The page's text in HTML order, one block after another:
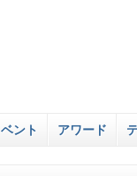
ント アワード